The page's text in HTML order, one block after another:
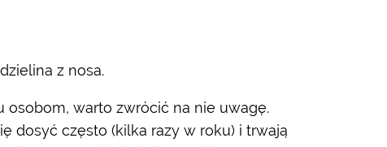
z nosa.
osobom, warto zwrócić na nie uwagę.
dosyć często (kilka razy w roku) i trwają